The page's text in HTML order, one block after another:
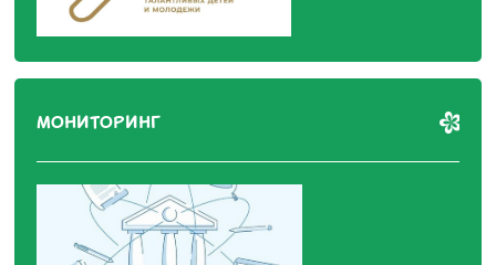
МОНИТОРИНГ